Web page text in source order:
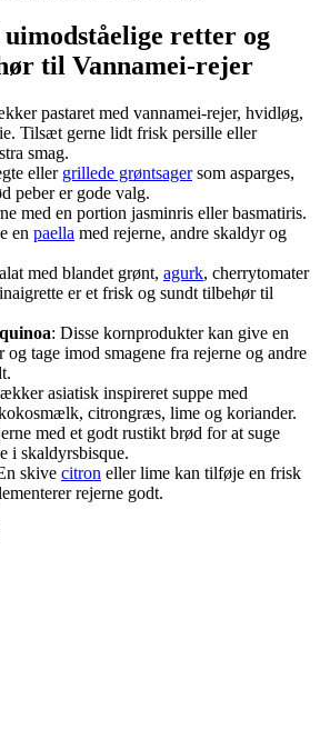
retter og
til Vannamei-rejer
pastaret med vannamei-rejer, hvidløg,
Tilsæt gerne lidt frisk persille eller
smag.
eller grillede grøntsagersom asparges,
peber er gode valg.
med en portion jasminris eller basmatiris.
en paella med rejerne, andre skaldyr og
med blandet grønt, agurk, cherrytomater
er et frisk og sundt tilbehør til
: Disse kornprodukter kan give en
og tage imod smagene fra rejerne og andre
asiatisk inspireret suppe med
citrongræs, lime og koriander.
med et godt rustikt brød for at suge
i skaldyrsbisque.
skive citron eller lime kan tilføje en frisk
rejerne godt.